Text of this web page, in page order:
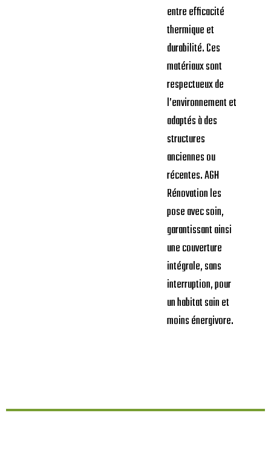
entre efficacité
thermique et
durabilité. Ces
matériaux sont
respectueux de
l’environnement et
adaptés à des
structures
anciennes ou
récentes. AGH
Rénovation les
pose avec soin,
garantissant ainsi
une couverture
intégrale, sans
interruption, pour
un habitat sain et
moins énergivore.